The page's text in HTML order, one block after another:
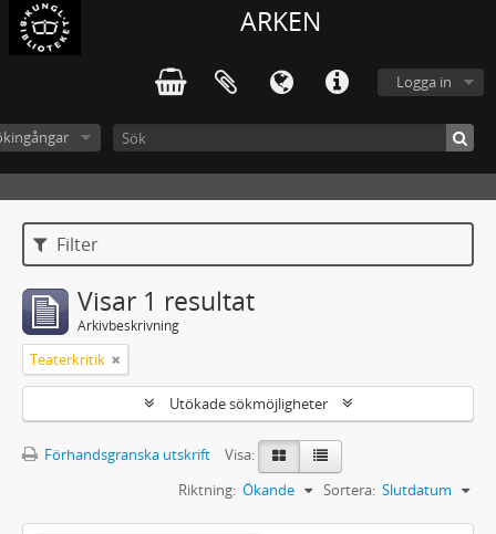
ARKEN
Logga in
Filter
Visar 1 resultat
Arkivbeskrivning
Teaterkritik
Utökade sökmöjligheter
Förhandsgranska utskrift
Visa:
Sortera: Slutdatum
Riktning: Ökande